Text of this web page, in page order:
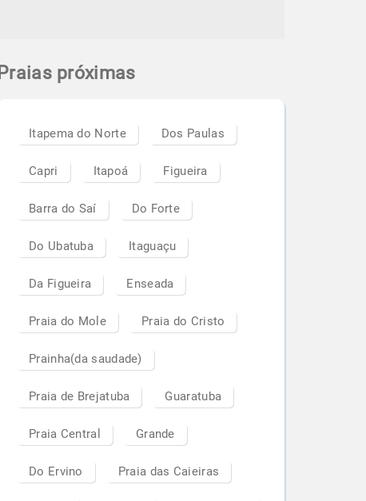
Praias próximas
Itapema do Norte Dos Paulas
Capri Itapoá Figueira
Barra do Saí Do Forte
Do Ubatuba Itaguaçu
Da Figueira Enseada
Praia do Mole Praia do Cristo
Prainha(da saudade)
Praia de Brejatuba Guaratuba
Praia Central Grande
Do Ervino Praia das Caieiras